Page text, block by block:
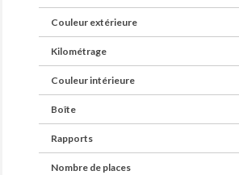
Couleur extérieure
Kilométrage
Couleur intérieure
Boîte
Rapports
Nombre de places